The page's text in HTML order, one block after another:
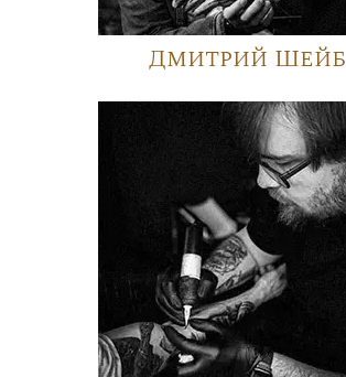
Дмитрий Шейб